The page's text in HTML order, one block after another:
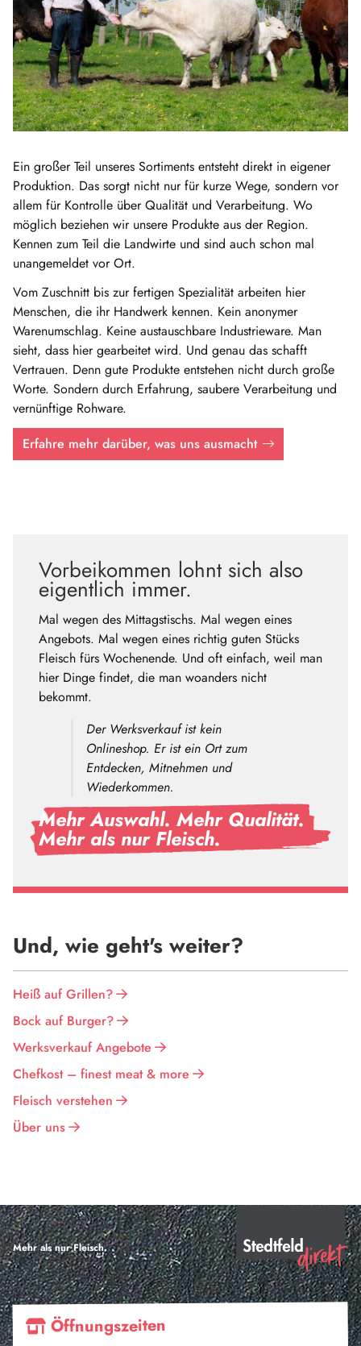
Ein großer Teil unseres Sortiments entsteht direkt in eigener
Produktion. Das sorgt nicht nur für kurze Wege, sondern vor
allem für Kontrolle über Qualität und Verarbeitung. Wo
möglich beziehen wir unsere Produkte aus der Region.
Kennen zum Teil die Landwirte und sind auch schon mal
unangemeldet vor Ort.
Vom Zuschnitt bis zur fertigen Spezialität arbeiten hier
Menschen, die ihr Handwerk kennen. Kein anonymer
Warenumschlag. Keine austauschbare Industrieware. Man
sieht, dass hier gearbeitet wird. Und genau das schafft
Vertrauen. Denn gute Produkte entstehen nicht durch große
Worte. Sondern durch Erfahrung, saubere Verarbeitung und
vernünftige Rohware.
Erfahre mehr darüber, was uns ausmacht
Vorbeikommen lohnt sich also
eigentlich immer.
Mal wegen des Mittagstischs. Mal wegen eines
Angebots. Mal wegen eines richtig guten Stücks
Fleisch fürs Wochenende. Und oft einfach, weil man
hier Dinge findet, die man woanders nicht
bekommt.
Der Werksverkauf ist kein
Onlineshop. Er ist ein Ort zum
Entdecken, Mitnehmen und
Wiederkommen.
Mehr Auswahl. Mehr Qualität.
Mehr als nur Fleisch.
Und, wie geht's weiter?
Heiß auf Grillen?
Bock auf Burger?
Werksverkauf Angebote
Chefkost – finest meat & more
Fleisch verstehen
Über uns
Mehr als nur Fleisch.
Öffnungszeiten